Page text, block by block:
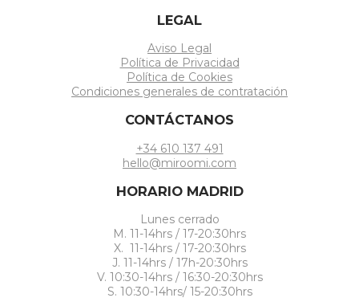
LEGAL
Aviso Legal
Política de Privacidad
Política de Cookies
Condiciones generales de contratación
CONTÁCTANOS
+34 610 137 491
hello@miroomi.com
HORARIO MADRID
Lunes cerrado
M. 11-14hrs / 17-20:30hrs
X. 11-14hrs / 17-20:30hrs
J. 11-14hrs / 17h-20:30hrs
V. 10:30-14hrs / 16:30-20:30hrs
S. 10:30-14hrs/ 15-20:30hrs